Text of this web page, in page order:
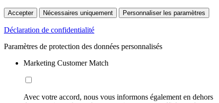
Accepter Nécessaires uniquement Personnaliser les paramètres
Déclaration de confidentialité
Paramètres de protection des données personnalisés
Marketing Customer Match
Avec votre accord, nous vous informons également en dehors